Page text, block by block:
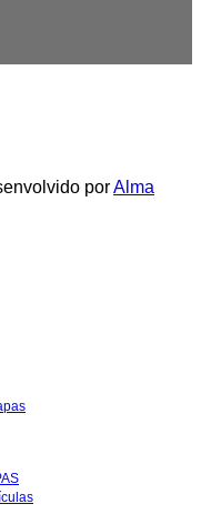
porAlma